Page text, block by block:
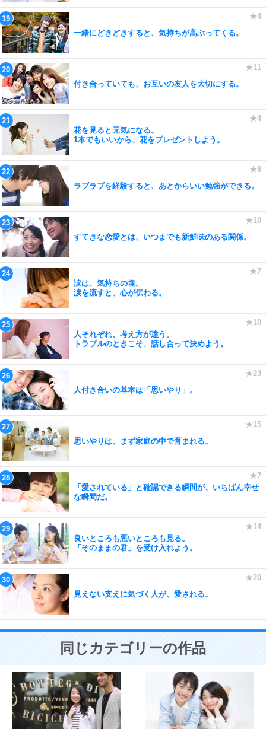
一緒にどきどきすると、気持ちが高ぶってくる。
付き合っていても、お互いの友人を大切にする。
花を見ると元気になる。
1本でもいいから、花をプレゼントしよう。
ラブラブを経験すると、あとからいい勉強ができる。
すてきな恋愛とは、いつまでも新鮮味のある関係。
涙は、気持ちの塊。
涙を流すと、心が伝わる。
人それぞれ、考え方が違う。
トラブルのときこそ、話し合って決めよう。
人付き合いの基本は「思いやり」。
思いやりは、まず家庭の中で育まれる。
「愛されている」と確認できる瞬間が、いちばん幸せ
な瞬間だ。
良いところも悪いところも見る。
「そのままの君」を受け入れよう。
見えない支えに気づく人が、愛される。
同じカテゴリーの作品